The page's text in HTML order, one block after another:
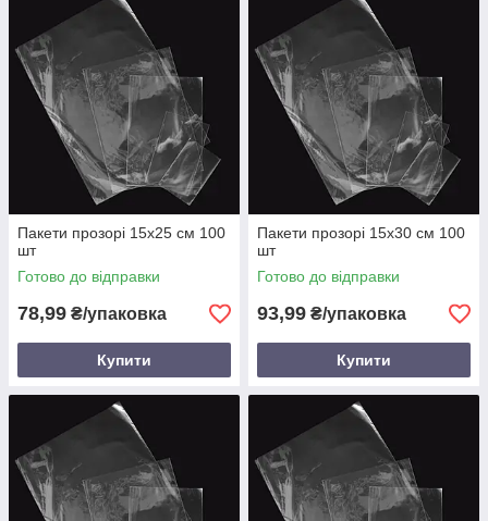
Пакети прозорі 15х25 см 100
шт
Готово до відправки
78,99 ₴/упаковка
Купити
Пакети прозорі 15х30 см 100
шт
Готово до відправки
93,99 ₴/упаковка
Купити